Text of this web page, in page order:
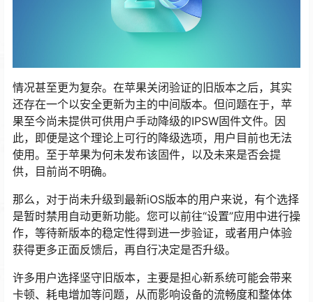
情况甚至更为复杂。在苹果关闭验证的旧版本之后，其实
还存在一个以安全更新为主的中间版本。但问题在于，苹
果至今尚未提供可供用户手动降级的IPSW固件文件。因
此，即便是这个理论上可行的降级选项，用户目前也无法
使用。至于苹果为何未发布该固件，以及未来是否会提
供，目前尚不明确。
那么，对于尚未升级到最新iOS版本的用户来说，有个选择
是暂时禁用自动更新功能。您可以前往“设置”应用中进行操
作，等待新版本的稳定性得到进一步验证，或者用户体验
获得更多正面反馈后，再自行决定是否升级。
许多用户选择坚守旧版本，主要是担心新系统可能会带来
卡顿、耗电增加等问题，从而影响设备的流畅度和整体体